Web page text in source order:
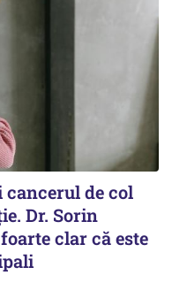
cancerul de col
Dr. Sorin
clar că este